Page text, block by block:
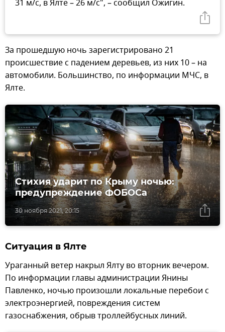
31 м/с, в Ялте – 26 м/с", – сообщил Ожигин.
За прошедшую ночь зарегистрировано 21
происшествие с падением деревьев, из них 10 – на
автомобили. Большинство, по информации МЧС, в
Ялте.
30 ноября 2021, 20:15
Стихия ударит по Крыму ночью:
предупреждение ФОБОСа
Ситуация в Ялте
Ураганный ветер накрыл Ялту во вторник вечером.
По информации главы администрации Янины
Павленко, ночью произошли локальные перебои с
электроэнергией, повреждения систем
газоснабжения, обрыв троллейбусных линий.